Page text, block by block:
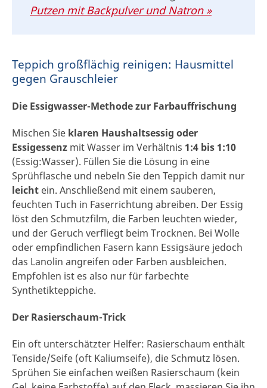
Putzen mit Backpulver und Natron »
Teppich großflächig reinigen: Hausmittel
gegen Grauschleier
Die Essigwasser-Methode zur Farbauffrischung
Mischen Sie klaren Haushaltsessig oder
Essigessenz mit Wasser im Verhältnis 1:4 bis 1:10
(Essig:Wasser). Füllen Sie die Lösung in eine
Sprühflasche und nebeln Sie den Teppich damit nur
leicht ein. Anschließend mit einem sauberen,
feuchten Tuch in Faserrichtung abreiben. Der Essig
löst den Schmutzfilm, die Farben leuchten wieder,
und der Geruch verfliegt beim Trocknen. Bei Wolle
oder empfindlichen Fasern kann Essigsäure jedoch
das Lanolin angreifen oder Farben ausbleichen.
Empfohlen ist es also nur für farbechte
Synthetikteppiche.
Der Rasierschaum-Trick
Ein oft unterschätzter Helfer: Rasierschaum enthält
Tenside/Seife (oft Kaliumseife), die Schmutz lösen.
Sprühen Sie einfachen weißen Rasierschaum (kein